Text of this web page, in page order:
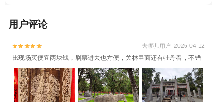
用户评论

 去哪儿用户 2026-04-12
比现场买便宜两块钱，刷票进去也方便，关林里面还有牡丹看，不错